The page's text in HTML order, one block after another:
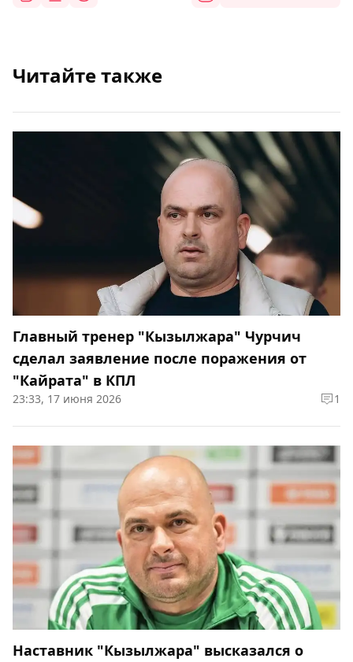
Читайте также
Главный тренер "Кызылжара" Чурчич
сделал заявление после поражения от
"Кайрата" в КПЛ
23:33, 17 июня 2026 1
Наставник "Кызылжара" высказался о